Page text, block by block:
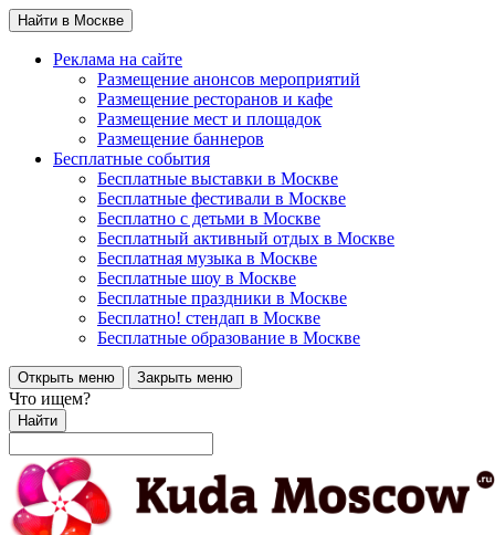
Найти в Москве
Реклама на сайте
Размещение анонсов мероприятий
Размещение ресторанов и кафе
Размещение мест и площадок
Размещение баннеров
Бесплатные события
Бесплатные выставки в Москве
Бесплатные фестивали в Москве
Бесплатно с детьми в Москве
Бесплатный активный отдых в Москве
Бесплатная музыка в Москве
Бесплатные шоу в Москве
Бесплатные праздники в Москве
Бесплатно! стендап в Москве
Бесплатные образование в Москве
Открыть меню Закрыть меню
Что ищем?
Найти